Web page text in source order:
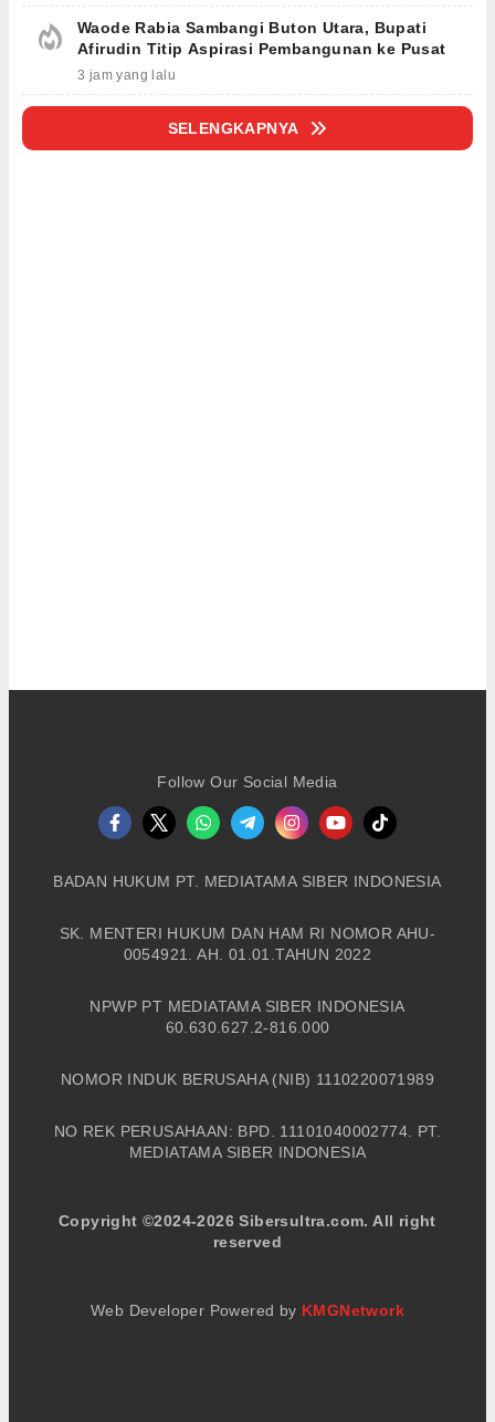
Waode Rabia Sambangi Buton Utara, Bupati
Afirudin Titip Aspirasi Pembangunan ke Pusat
3 jam yang lalu
SELENGKAPNYA
Follow Our Social Media
BADAN HUKUM PT. MEDIATAMA SIBER INDONESIA
SK. MENTERI HUKUM DAN HAM RI NOMOR AHU-
0054921. AH. 01.01.TAHUN 2022
NPWP PT MEDIATAMA SIBER INDONESIA
60.630.627.2-816.000
NOMOR INDUK BERUSAHA (NIB) 1110220071989
NO REK PERUSAHAAN: BPD. 11101040002774. PT.
MEDIATAMA SIBER INDONESIA
Copyright ©2024-2026 Sibersultra.com. All right
reserved
Web Developer Powered by KMGNetwork